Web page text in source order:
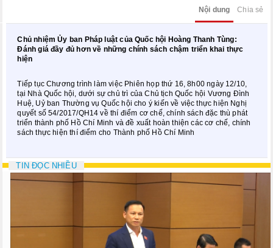
Phiên họp thứ 38
Phiên họp thứ 42
Phiên họp thứ 44
Phiên họp thứ 27
Chia sẻ
Nội dung
Chủ nhiệm Ủy ban Pháp luật của Quốc hội Hoàng Thanh Tùng:
Đánh giá đầy đủ hơn về những chính sách chậm triển khai thực
hiện
Tiếp tục Chương trình làm việc Phiên họp thứ 16, 8h00 ngày 12/10,
tại Nhà Quốc hội, dưới sự chủ trì của Chủ tịch Quốc hội Vương Đình
Huệ, Uỷ ban Thường vụ Quốc hội cho ý kiến về việc thực hiện Nghị
quyết số 54/2017/QH14 về thí điểm cơ chế, chính sách đặc thù phát
triển thành phố Hồ Chí Minh và đề xuất hoàn thiện các cơ chế, chính
sách thực hiện thí điểm cho Thành phố Hồ Chí Minh
TIN ĐỌC NHIỀU